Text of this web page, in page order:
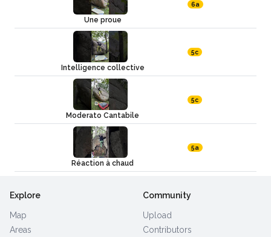
Une proue
6a
Intelligence collective
5c
Moderato Cantabile
5c
Réaction à chaud
5a
Explore
Map
Areas
Community
Upload
Contributors